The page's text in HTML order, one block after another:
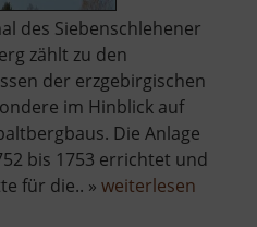
des Siebenschlehener
zählt zu den
der erzgebirgischen
im Hinblick auf
Die Anlage
bis 1753 errichtet und
für die.. » weiterlesen